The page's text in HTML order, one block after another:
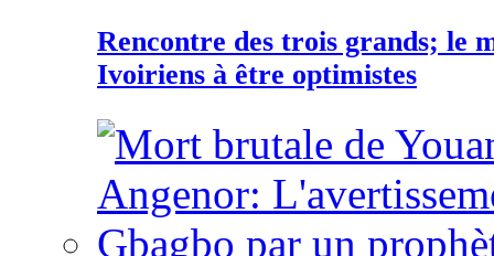
Rencontre des trois grands; le
Ivoiriens à être optimistes